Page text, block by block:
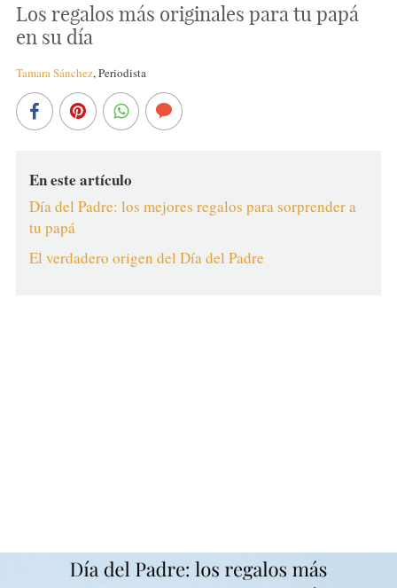
Los regalos más originales para tu papá
en su día
Tamara Sánchez,Periodista
En este artículo
Día del Padre: los mejores regalos para sorprender a
tu papá
El verdadero origen del Día del Padre